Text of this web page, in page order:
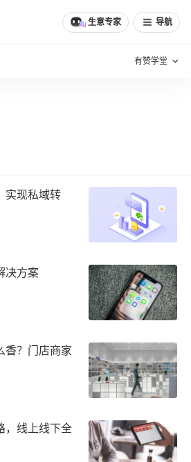
生意专家 导航
有赞学堂
新零售最佳实践
实干家直播间
战略合作
产品场景库
实现私域转
决方案
香？门店商家
，线上线下全